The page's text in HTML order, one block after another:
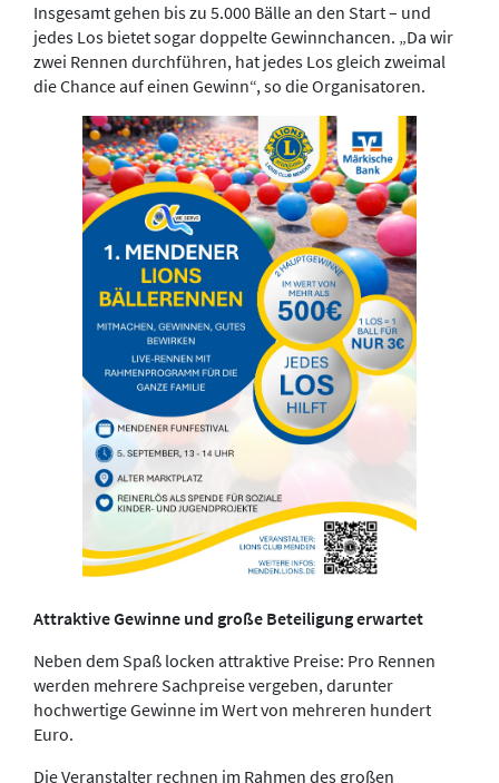
Insgesamt gehen bis zu 5.000 Bälle an den Start – und
jedes Los bietet sogar doppelte Gewinnchancen. „Da wir
zwei Rennen durchführen, hat jedes Los gleich zweimal
die Chance auf einen Gewinn“, so die Organisatoren.
Attraktive Gewinne und große Beteiligung erwartet
Neben dem Spaß locken attraktive Preise: Pro Rennen
werden mehrere Sachpreise vergeben, darunter
hochwertige Gewinne im Wert von mehreren hundert
Euro.
Die Veranstalter rechnen im Rahmen des großen